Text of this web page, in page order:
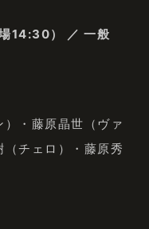
14:30） ／ 一般
・藤原晶世（ヴァ
チェロ）・藤原秀